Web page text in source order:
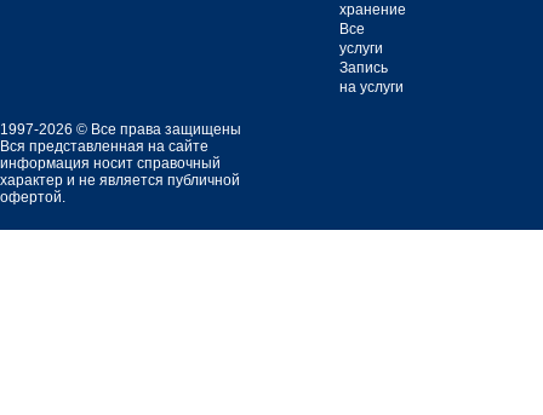
хранение
Все
услуги
Запись
на услуги
1997-2026 © Все права защищены
Вся представленная на сайте
информация носит справочный
характер и не является публичной
офертой.